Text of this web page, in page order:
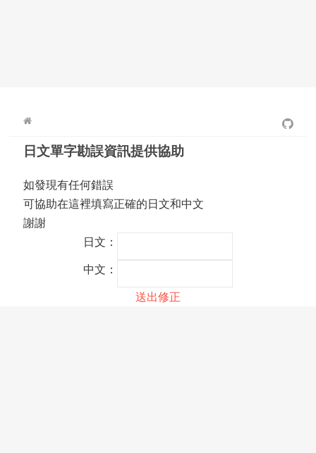
日文單字勘誤資訊提供協助
如發現有任何錯誤
可協助在這裡填寫正確的日文和中文
謝謝
日文：
中文：
送出修正